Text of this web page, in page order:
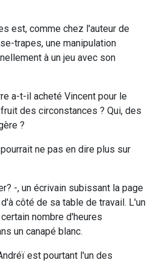
est, comme chez l'auteur de
trapes, une manipulation
à un jeu avec son
a-t-il acheté Vincent pour le
des circonstances ? Qui, des
?
ne pas en dire plus sur
-, un écrivain subissant la page
côté de sa table de travail. L'un
nombre d'heures
un canapé blanc.
est pourtant l'un des